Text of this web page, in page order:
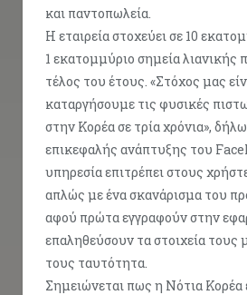
και παντοπωλεία.
Η εταιρεία στοχεύει σε 10
1 εκατομμύριο σημεία λιανικής
τέλος του έτους. «Στόχος μας
καταργήσουμε τις φυσικές
στην Κορέα σε τρία χρόνια»,
επικεφαλής ανάπτυξης του
υπηρεσία επιτρέπει στους
απλώς με ένα σκανάρισμα του
αφού πρώτα εγγραφούν στην
επαληθεύσουν τα στοιχεία τους
τους ταυτότητα.
Σημειώνεται πως η Νότια Κορέα